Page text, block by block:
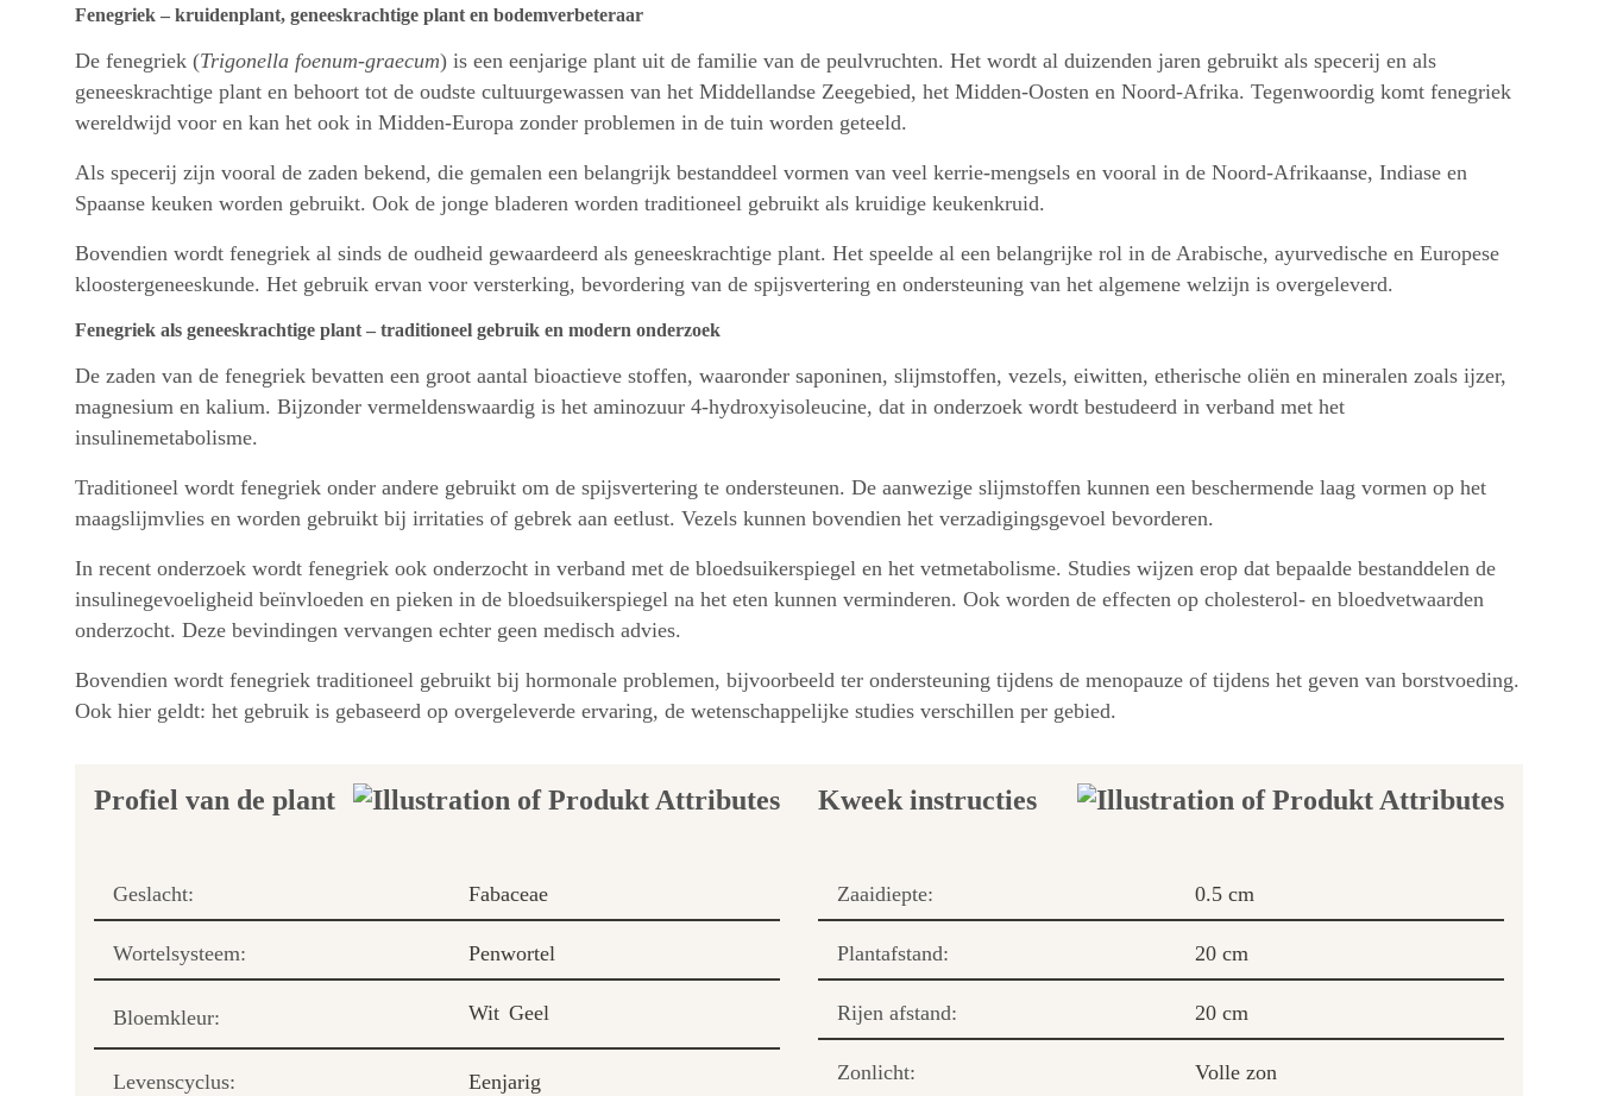
Fenegriek – kruidenplant, geneeskrachtige plant en bodemverbeteraar
De fenegriek (Trigonella foenum-graecum) is een eenjarige plant uit de familie van de peulvruchten. Het wordt al duizenden jaren gebruikt als specerij en als
geneeskrachtige plant en behoort tot de oudste cultuurgewassen van het Middellandse Zeegebied, het Midden-Oosten en Noord-Afrika. Tegenwoordig komt fenegriek
wereldwijd voor en kan het ook in Midden-Europa zonder problemen in de tuin worden geteeld.
Als specerij zijn vooral de zaden bekend, die gemalen een belangrijk bestanddeel vormen van veel kerrie-mengsels en vooral in de Noord-Afrikaanse, Indiase en
Spaanse keuken worden gebruikt. Ook de jonge bladeren worden traditioneel gebruikt als kruidige keukenkruid.
Bovendien wordt fenegriek al sinds de oudheid gewaardeerd als geneeskrachtige plant. Het speelde al een belangrijke rol in de Arabische, ayurvedische en Europese
kloostergeneeskunde. Het gebruik ervan voor versterking, bevordering van de spijsvertering en ondersteuning van het algemene welzijn is overgeleverd.
Fenegriek als geneeskrachtige plant – traditioneel gebruik en modern onderzoek
De zaden van de fenegriek bevatten een groot aantal bioactieve stoffen, waaronder saponinen, slijmstoffen, vezels, eiwitten, etherische oliën en mineralen zoals ijzer,
magnesium en kalium. Bijzonder vermeldenswaardig is het aminozuur 4-hydroxyisoleucine, dat in onderzoek wordt bestudeerd in verband met het
insulinemetabolisme.
Traditioneel wordt fenegriek onder andere gebruikt om de spijsvertering te ondersteunen. De aanwezige slijmstoffen kunnen een beschermende laag vormen op het
maagslijmvlies en worden gebruikt bij irritaties of gebrek aan eetlust. Vezels kunnen bovendien het verzadigingsgevoel bevorderen.
In recent onderzoek wordt fenegriek ook onderzocht in verband met de bloedsuikerspiegel en het vetmetabolisme. Studies wijzen erop dat bepaalde bestanddelen de
insulinegevoeligheid beïnvloeden en pieken in de bloedsuikerspiegel na het eten kunnen verminderen. Ook worden de effecten op cholesterol- en bloedvetwaarden
onderzocht. Deze bevindingen vervangen echter geen medisch advies.
Bovendien wordt fenegriek traditioneel gebruikt bij hormonale problemen, bijvoorbeeld ter ondersteuning tijdens de menopauze of tijdens het geven van borstvoeding.
Ook hier geldt: het gebruik is gebaseerd op overgeleverde ervaring, de wetenschappelijke studies verschillen per gebied.
Profiel van de plant
Geslacht: Fabaceae
Wortelsysteem: Penwortel
Bloemkleur: Wit Geel
Levenscyclus: Eenjarig
Kweek instructies
Zaaidiepte: 0.5 cm
Plantafstand: 20 cm
Rijen afstand: 20 cm
Zonlicht: Volle zon